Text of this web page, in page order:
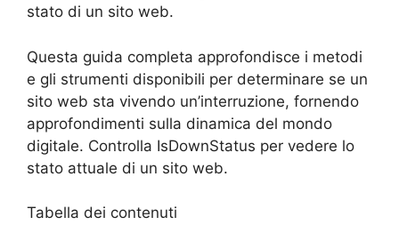
stato di un sito web.
Questa guida completa approfondisce i metodi
e gli strumenti disponibili per determinare se un
sito web sta vivendo un’interruzione, fornendo
approfondimenti sulla dinamica del mondo
digitale. Controlla IsDownStatus per vedere lo
stato attuale di un sito web.
Tabella dei contenuti